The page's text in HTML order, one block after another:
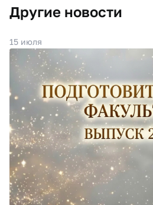
Другие новости
15 июля